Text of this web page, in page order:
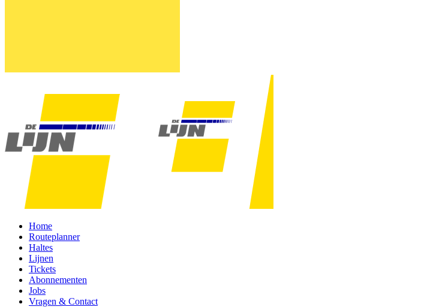
Home
Routeplanner
Haltes
Lijnen
Tickets
Abonnementen
Jobs
Vragen & Contact